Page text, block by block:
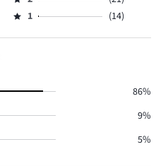
1264.
głosów
ilość
Ocena
2,
Ocena
1,
1 (14)
86%
9%
5%